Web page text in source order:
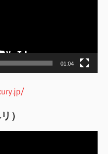
01:04
）